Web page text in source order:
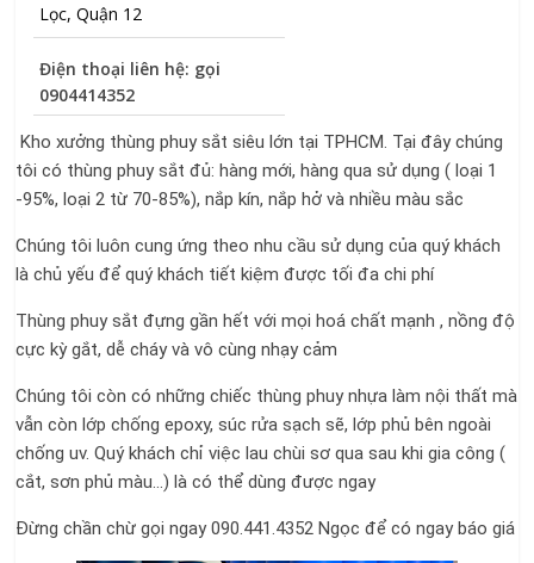
Lọc, Quận 12
Điện thoại liên hệ: gọi
0904414352
Kho xưởng thùng phuy sắt siêu lớn tại TPHCM. Tại đây chúng
tôi có thùng phuy sắt đủ: hàng mới, hàng qua sử dụng ( loại 1
-95%, loại 2 từ 70-85%), nắp kín, nắp hở và nhiều màu sắc
Chúng tôi luôn cung ứng theo nhu cầu sử dụng của quý khách
là chủ yếu để quý khách tiết kiệm được tối đa chi phí
Thùng phuy sắt đựng gần hết với mọi hoá chất mạnh , nồng độ
cực kỳ gắt, dễ cháy và vô cùng nhạy cảm
Chúng tôi còn có những chiếc thùng phuy nhựa làm nội thất mà
vẫn còn lớp chống epoxy, súc rửa sạch sẽ, lớp phủ bên ngoài
chống uv. Quý khách chỉ việc lau chùi sơ qua sau khi gia công (
cắt, sơn phủ màu…) là có thể dùng được ngay
Đừng chần chừ gọi ngay 090.441.4352 Ngọc để có ngay báo giá